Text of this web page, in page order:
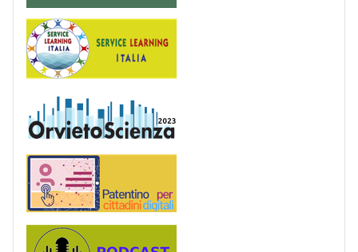
Service Learning
Podcast